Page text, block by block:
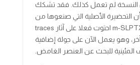
النسخة لم تعمل كذلك. فقد تشكك
التحضيرة الأصلية التي صنعوها من
الجزيء m-SLPTX-Ssm6a احتوت فعلا على آثار traces
وهو يعمل الآن على جولة إضافية
المئينية للبحث عن العنصر الغامض.